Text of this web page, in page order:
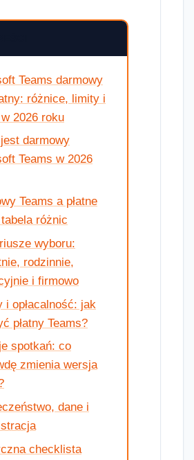
Teams darmowy
różnice, limity i
2026 roku
darmowy
Teams w 2026
Teams a płatne
różnic
wyboru:
rodzinnie,
i firmowo
i opłacalność: jak
płatny Teams?
spotkań: co
zmienia wersja
dane i
checklista